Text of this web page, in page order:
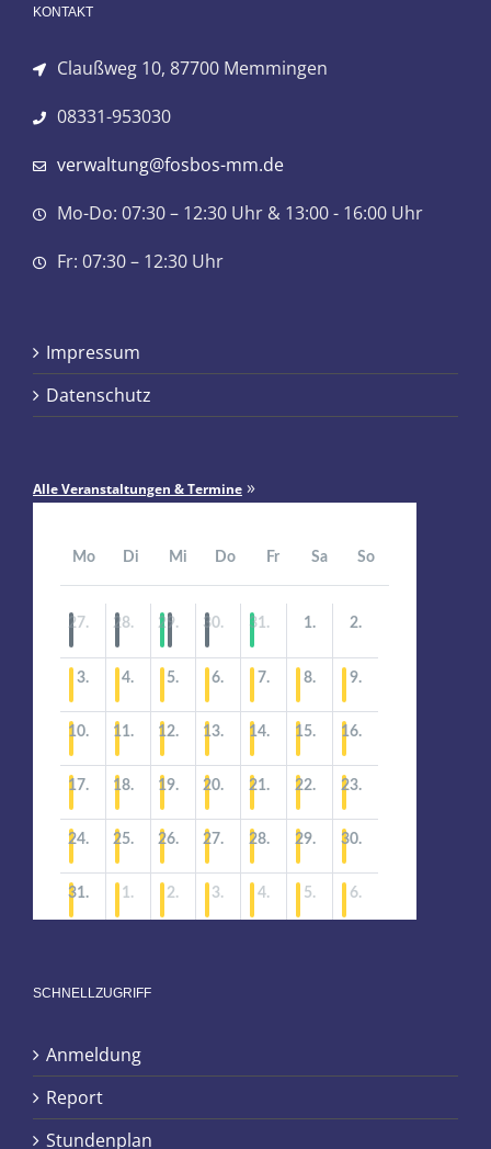
KONTAKT
Claußweg 10, 87700 Memmingen
08331-953030
verwaltung@fosbos-mm.de
Mo-Do: 07:30 – 12:30 Uhr & 13:00 - 16:00 Uhr
Fr: 07:30 – 12:30 Uhr
Impressum
Datenschutz
Alle Veranstaltungen & Termine »
SCHNELLZUGRIFF
Anmeldung
Report
Stundenplan